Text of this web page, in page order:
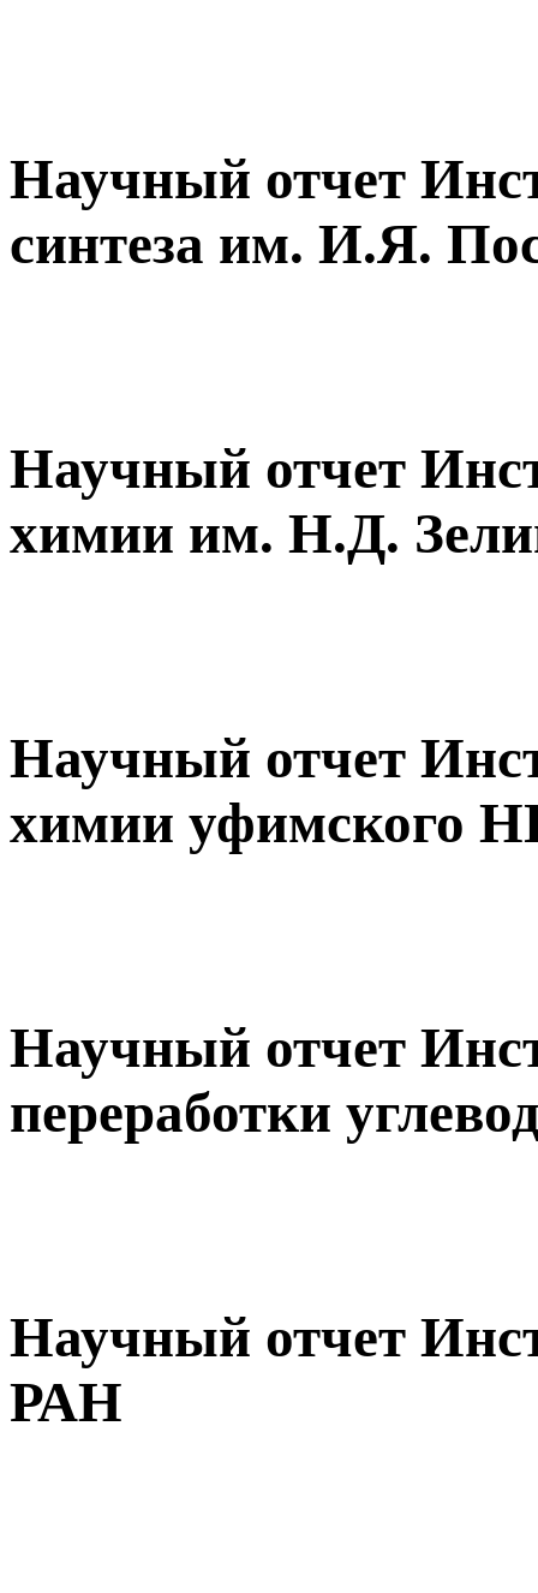
Научный отчет
синтеза им. И.Я.
Научный отчет
химии им. Н.Д.
Научный отчет
химии уфимского
Научный отчет
переработки
Научный отчет
РАН